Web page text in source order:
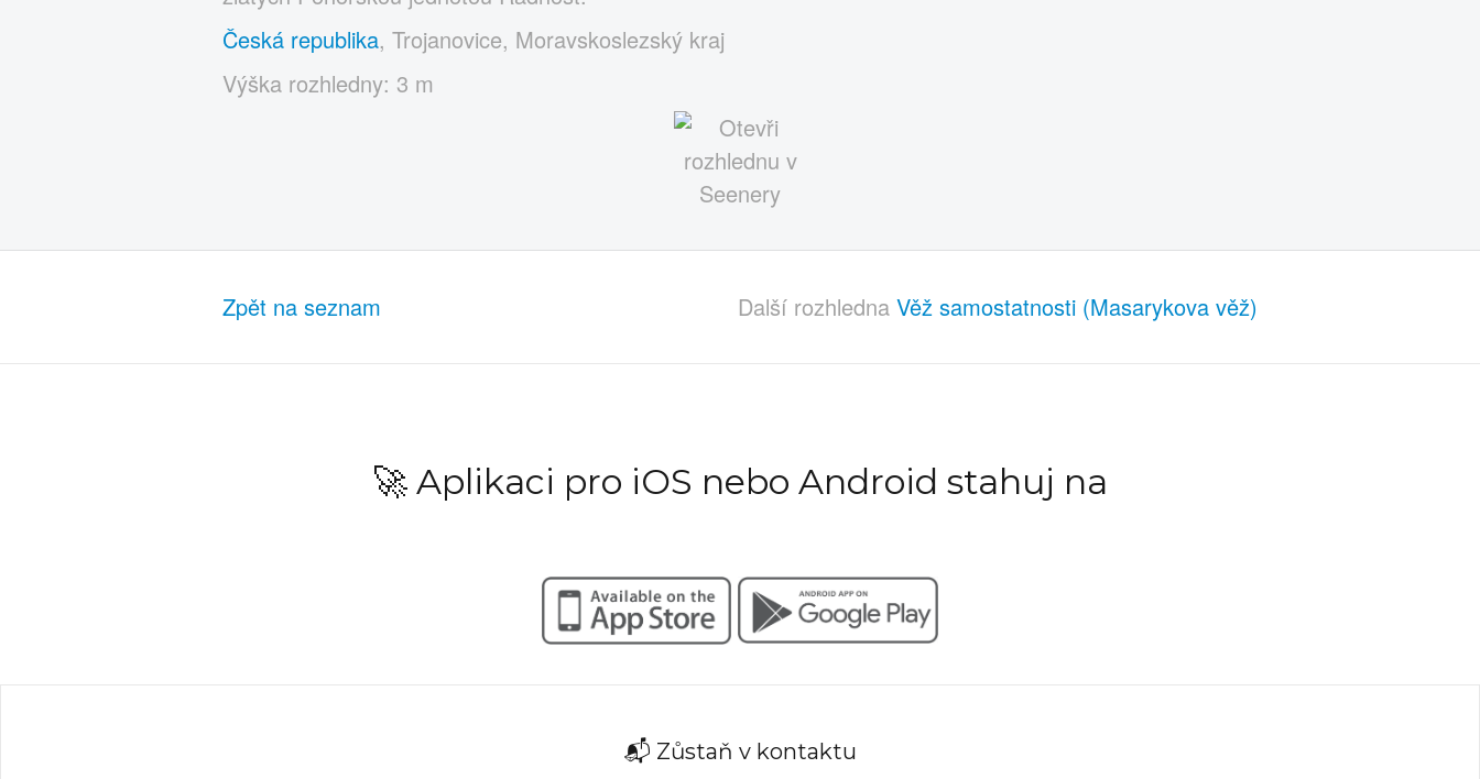
Česká republika, Trojanovice, Moravskoslezský kraj
Výška rozhledny: 3 m
Zpět na seznam Další rozhledna Věž samostatnosti (Masarykova věž)
🚀 Aplikaci pro iOS nebo Android stahuj na
📬 Zůstaň v kontaktu